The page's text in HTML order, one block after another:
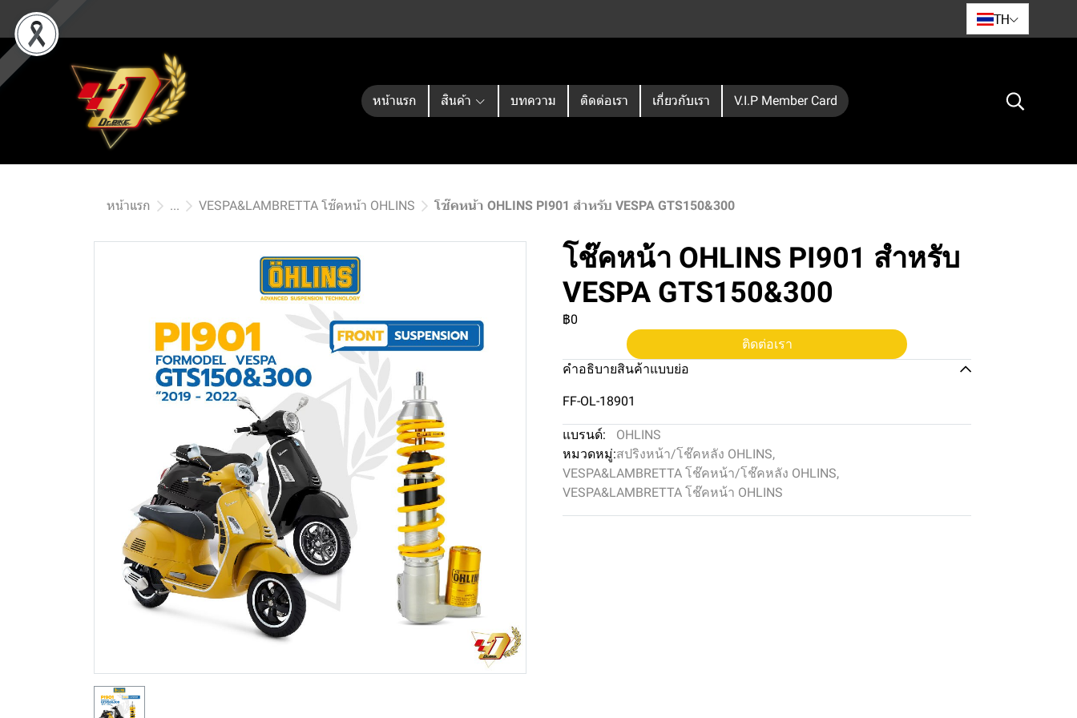
TH
หน้าแรก สินค้า บทความ ติดต่อเรา เกี่ยวกับเรา V.I.P Member Card
หน้าแรก ... VESPA&LAMBRETTA โช๊คหน้า OHLINS โช๊คหน้า OHLINS PI901 สำหรับ VESPA GTS150&300
โช๊คหน้า OHLINS PI901 สำหรับ
VESPA GTS150&300
฿0
ติดต่อเรา
คำอธิบายสินค้าแบบย่อ
FF-OL-18901
แบรนด์:
OHLINS
หมวดหมู่:สปริงหน้า/โช๊คหลัง OHLINS,
VESPA&LAMBRETTA โช๊คหน้า/โช๊คหลัง OHLINS,
VESPA&LAMBRETTA โช๊คหน้า OHLINS